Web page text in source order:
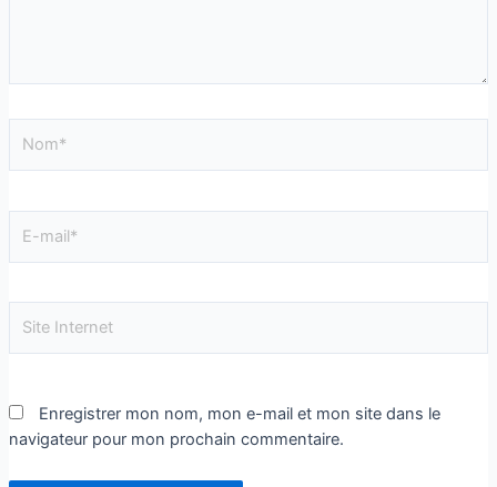
Enregistrer mon nom, mon e-mail et mon site dans le
navigateur pour mon prochain commentaire.